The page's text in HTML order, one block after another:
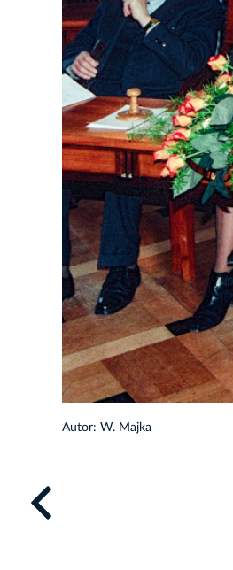
Autor: W. Majka